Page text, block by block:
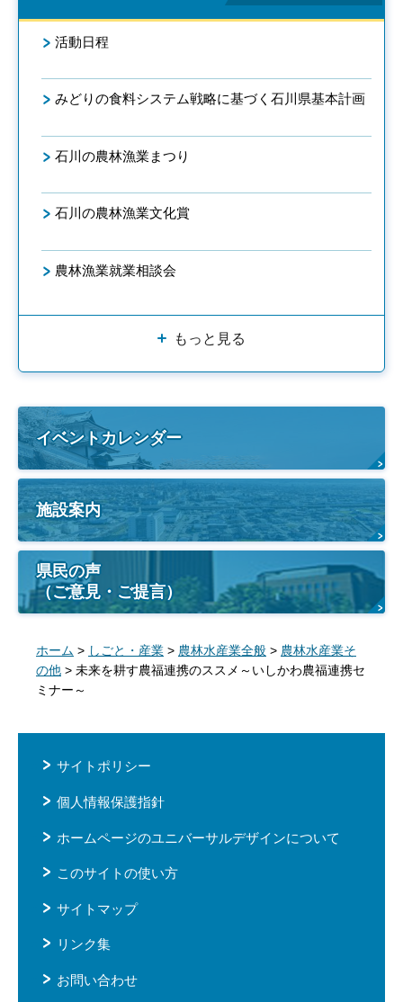
活動日程
みどりの食料システム戦略に基づく石川県基本計画
石川の農林漁業まつり
石川の農林漁業文化賞
農林漁業就業相談会
もっと見る
イベントカレンダー
施設案内
県民の声
（ご意見・ご提言）
ホーム > しごと・産業 > 農林水産業全般 > 農林水産業そ
の他 > 未来を耕す農福連携のススメ～いしかわ農福連携セ
ミナー～
サイトポリシー
個人情報保護指針
ホームページのユニバーサルデザインについて
このサイトの使い方
サイトマップ
リンク集
お問い合わせ